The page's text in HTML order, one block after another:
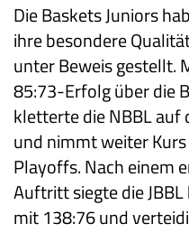
Die Baskets Juniors
ihre besondere
unter Beweis gestellt.
85:73-Erfolg über die
kletterte die NBBL auf
und nimmt weiter
Playoffs. Nach einem
Auftritt siegte die
mit 138:76 und